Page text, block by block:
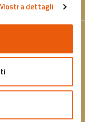
dettagli